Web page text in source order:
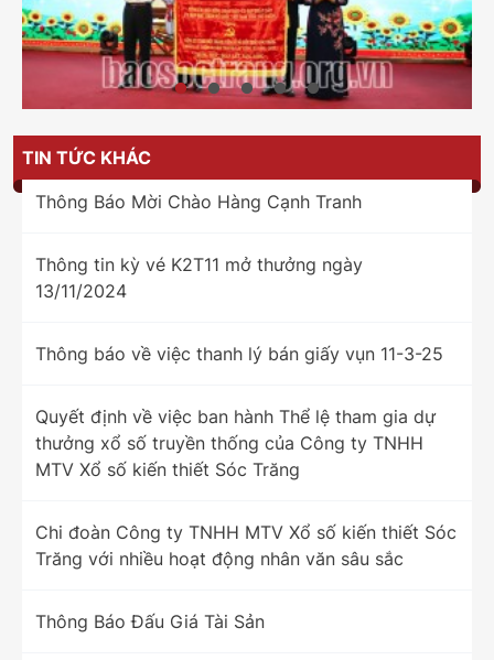
TIN TỨC KHÁC
Thông Báo Mời Chào Hàng Cạnh Tranh
Thông tin kỳ vé K2T11 mở thưởng ngày
13/11/2024
Thông báo về việc thanh lý bán giấy vụn 11-3-25
Quyết định về việc ban hành Thể lệ tham gia dự
thưởng xổ số truyền thống của Công ty TNHH
MTV Xổ số kiến thiết Sóc Trăng
Chi đoàn Công ty TNHH MTV Xổ số kiến thiết Sóc
Trăng với nhiều hoạt động nhân văn sâu sắc
Thông Báo Đấu Giá Tài Sản